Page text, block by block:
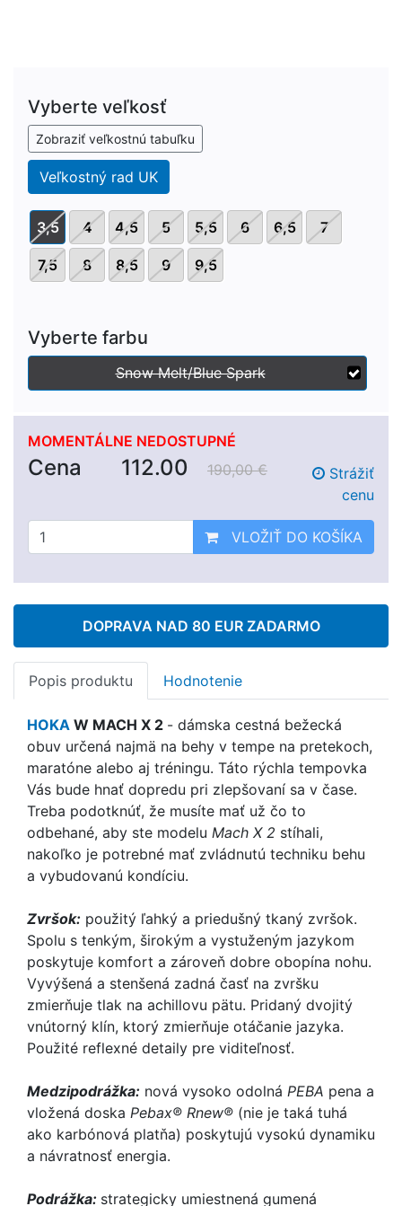
Vyberte veľkosť
Zobraziť veľkostnú tabuľku
Veľkostný rad UK
3,5 4 4,5 5 5,5 6 6,5 7
7,5 8 8,5 9 9,5
Vyberte farbu
Snow Melt/Blue Spark
MOMENTÁLNE NEDOSTUPNÉ
Cena 112.00 190,00 €
Strážiť
cenu
VLOŽIŤ DO KOŠÍKA
DOPRAVA NAD 80 EUR ZADARMO
Popis produktu Hodnotenie
HOKA W MACH X 2 - dámska cestná bežecká
obuv určená najmä na behy v tempe na pretekoch,
maratóne alebo aj tréningu. Táto rýchla tempovka
Vás bude hnať dopredu pri zlepšovaní sa v čase.
Treba podotknúť, že musíte mať už čo to
odbehané, aby ste modelu Mach X 2 stíhali,
nakoľko je potrebné mať zvládnutú techniku behu
a vybudovanú kondíciu.
Zvršok: použitý ľahký a priedušný tkaný zvršok.
Spolu s tenkým, širokým a vystuženým jazykom
poskytuje komfort a zároveň dobre obopína nohu.
Vyvýšená a stenšená zadná časť na zvršku
zmierňuje tlak na achillovu pätu. Pridaný dvojitý
vnútorný klín, ktorý zmierňuje otáčanie jazyka.
Použité reflexné detaily pre viditeľnosť.
Medzipodrážka: nová vysoko odolná PEBA pena a
vložená doska Pebax® Rnew® (nie je taká tuhá
ako karbónová platňa) poskytujú vysokú dynamiku
a návratnosť energia.
Podrážka: strategicky umiestnená gumená